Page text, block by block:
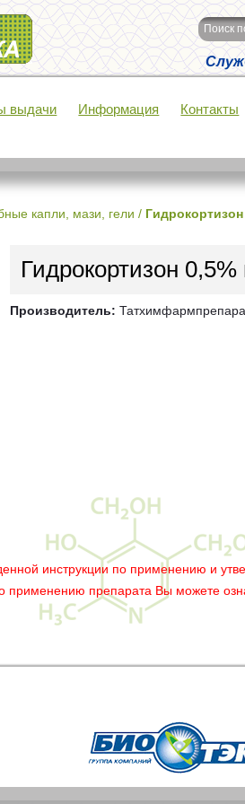
Поиск
выдачи Информация Контакты
капли, мази, гели /
Гидрокортизон
Производитель:
инструкции по применению и
применению препарата Вы можете